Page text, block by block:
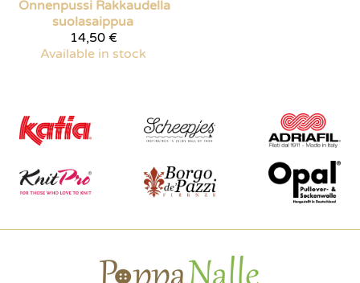
Onnenpussi Rakkaudella
suolasaippua
14,50 €
Available in stock